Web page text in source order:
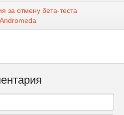
за отмену бета-теста